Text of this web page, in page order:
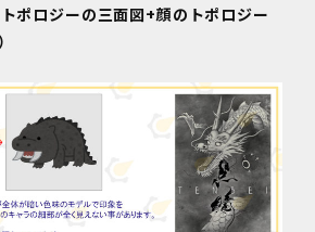
ポロジーの三面図+顔のトポロジー